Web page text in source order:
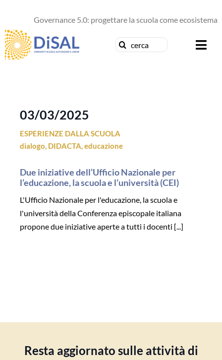
contenuto
Governance 5.0: progettare la scuola come ecosistema
Cerca
Formazione
Contattaci
03/03/2025
ESPERIENZE DALLA SCUOLA
dialogo, DIDACTA,educazione
Due iniziative dell’Ufficio Nazionale per
l’educazione, la scuola e l’università (CEI)
L'Ufficio Nazionale per l'educazione, la scuola e
l'università della Conferenza episcopale italiana
propone due iniziative aperte a tutti i docenti [...]
Resta aggiornato sulle attività di